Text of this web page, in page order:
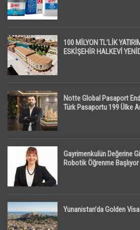
100 MİLYON TL’LİK
ESKİŞEHİR HALKEVİ
Notte Global Pasaport
Türk Pasaportu 199 Ülke
Gayrimenkulün Değerine
Robotik Öğrenme Başlıyor
Yunanistan’da Golden